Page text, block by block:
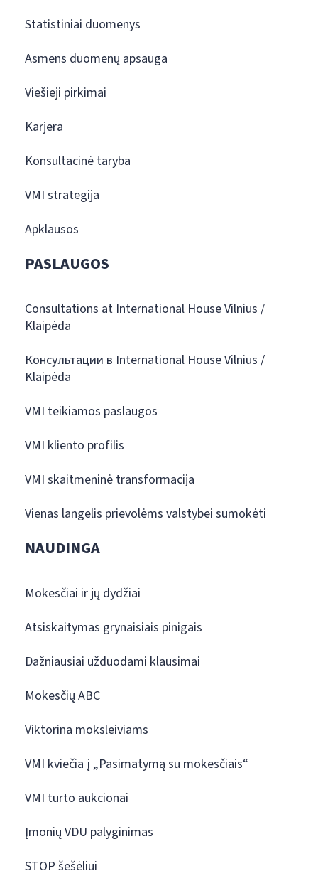
Statistiniai duomenys
Asmens duomenų apsauga
Viešieji pirkimai
Karjera
Konsultacinė taryba
VMI strategija
Apklausos
PASLAUGOS
Consultations at International House Vilnius /
Klaipėda
Консультации в International House Vilnius /
Klaipėda
VMI teikiamos paslaugos
VMI kliento profilis
VMI skaitmeninė transformacija
Vienas langelis prievolėms valstybei sumokėti
NAUDINGA
Mokesčiai ir jų dydžiai
Atsiskaitymas grynaisiais pinigais
Dažniausiai užduodami klausimai
Mokesčių ABC
Viktorina moksleiviams
VMI kviečia į „Pasimatymą su mokesčiais“
VMI turto aukcionai
Įmonių VDU palyginimas
STOP šešėliui